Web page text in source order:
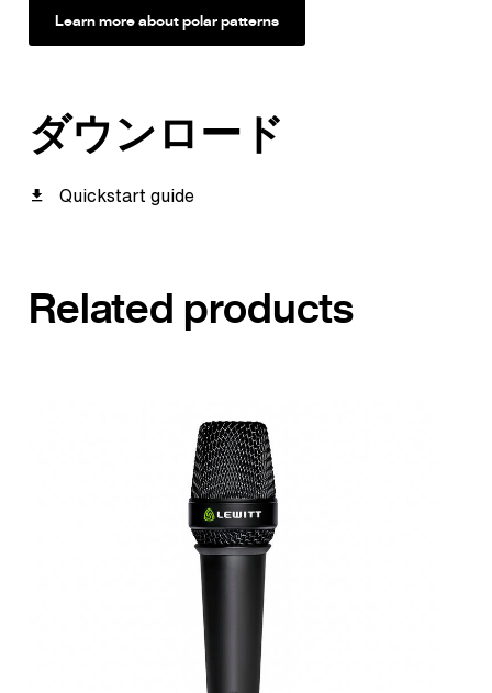
Learn more about polar patterns
ダウンロード
Quickstart guide
Related products